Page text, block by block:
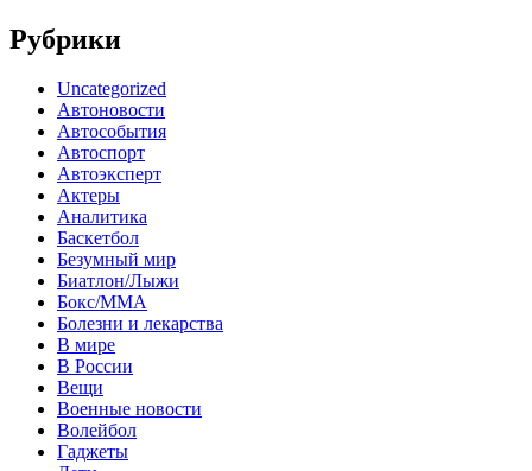
Рубрики
Uncategorized
Автоновости
Автособытия
Автоспорт
Автоэксперт
Актеры
Аналитика
Баскетбол
Безумный мир
Биатлон/Лыжи
Бокс/MMA
Болезни и лекарства
В мире
В России
Вещи
Военные новости
Волейбол
Гаджеты